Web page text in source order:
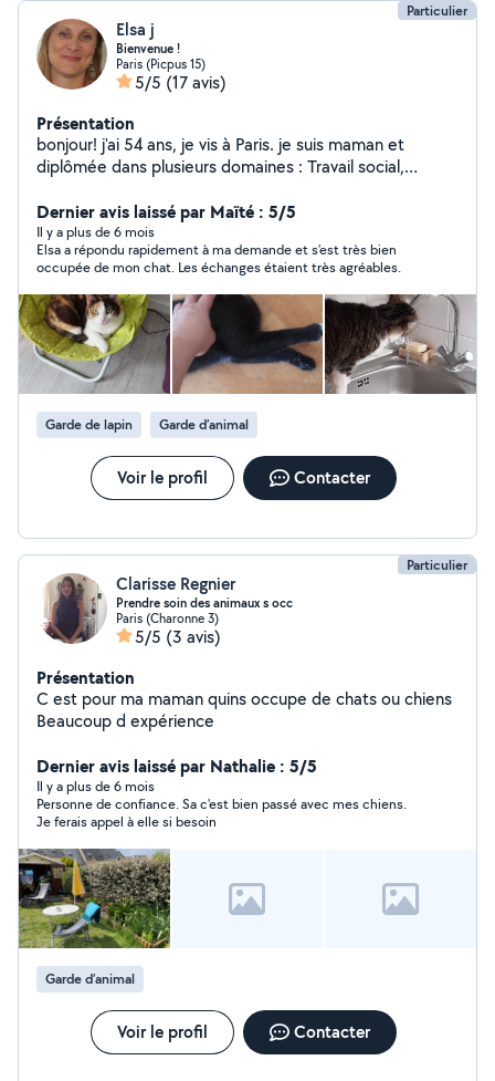
Particulier
Elsa j
Bienvenue !
Paris (Picpus 15)
5/5 (17 avis)
Présentation
bonjour! j'ai 54 ans, je vis à Paris. je suis maman et
diplômée dans plusieurs domaines : Travail social,
l'expérience avec les enfants ; Gardes d'enfants
régulières ou occasionnelles avec plaisir ! À titre
personnel j'aime beaucoup les animaux, j'ai un chat; Je
suis disponible uniquement pour visiter votre animal, car
notre Miss a du mal à partager son espace ;-) Je suis
non-fumeuse, brevet de secourisme passé tous les 5
ans, formation DAE. Attention :Je ne suis plus abonnée
premier, je ne peux donc pas vous répondre si vous
l'êtes ! Je suis à votre disposition pour toute question, à
Dernier avis laissé par Maïté : 5/5
Il y a plus de 6 mois
Elsa a répondu rapidement à ma demande et s’est très bien
occupée de mon chat. Les échanges étaient très agréables.
Garde de lapin Garde d’animal
Voir le profil Contacter
Particulier
Clarisse Regnier
Prendre soin des animaux s occ
Paris (Charonne 3)
5/5 (3 avis)
Présentation
C est pour ma maman quins occupe de chats ou chiens
Beaucoup d expérience
Dernier avis laissé par Nathalie : 5/5
Il y a plus de 6 mois
Personne de confiance. Sa c'est bien passé avec mes chiens.
Je ferais appel à elle si besoin
Garde d’animal
Voir le profil Contacter